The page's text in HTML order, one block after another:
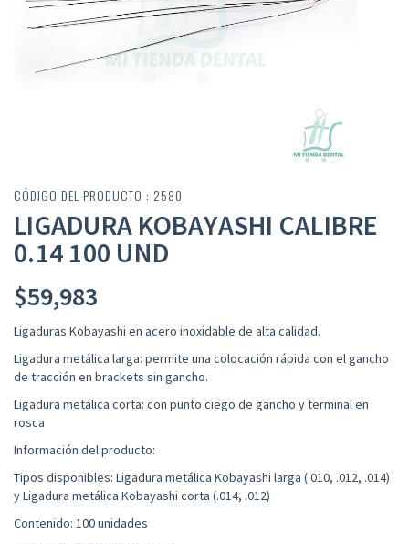
CÓDIGO DEL PRODUCTO : 2580
LIGADURA KOBAYASHI CALIBRE
0.14 100 UND
$59,983
Ligaduras Kobayashi en acero inoxidable de alta calidad.
Ligadura metálica larga: permite una colocación rápida con el gancho
de tracción en brackets sin gancho.
Ligadura metálica corta: con punto ciego de gancho y terminal en
rosca
Información del producto:
Tipos disponibles: Ligadura metálica Kobayashi larga (.010, .012, .014)
y Ligadura metálica Kobayashi corta (.014, .012)
Contenido: 100 unidades